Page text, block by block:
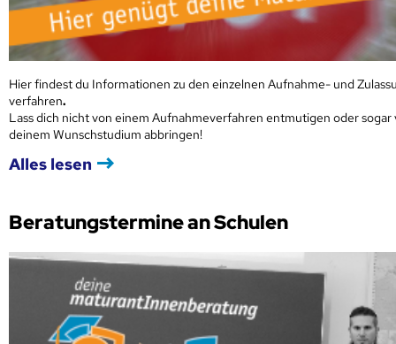
Hier findest du Informationen zu den einzelnen Aufnahme- und
verfahren.
Lass dich nicht von einem Aufnahmeverfahren entmutigen oder sogar
deinem Wunschstudium abbringen!
Alles lesen
Beratungstermine an Schulen